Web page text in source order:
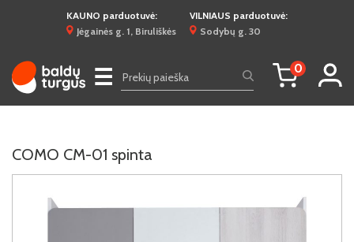
KAUNO parduotuvė:
Jėgainės g. 1, Biruliškės
VILNIAUS parduotuvė:
Sodybų g. 30
☰ 0
COMO CM-01 spinta